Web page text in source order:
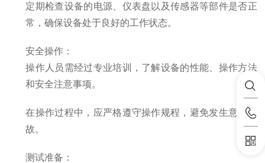
定期检查设备的电源、仪表盘以及传感器等部件是否正
常，确保设备处于良好的工作状态。
安全操作 ：
操作人员需经过专业培训，了解设备的性能、操作方法
和安全注意事项。
在操作过程中，应严格遵守操作规程，避免发生意外事
故。
测试准备 ：